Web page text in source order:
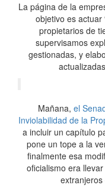
La página de la
objetivo es actuar
propietarios de
supervisamos
gestionadas, y
Mañana, el
Inviolabilidad de la
a incluir un capítulo
pone un tope a la
finalmente esa
oficialismo era